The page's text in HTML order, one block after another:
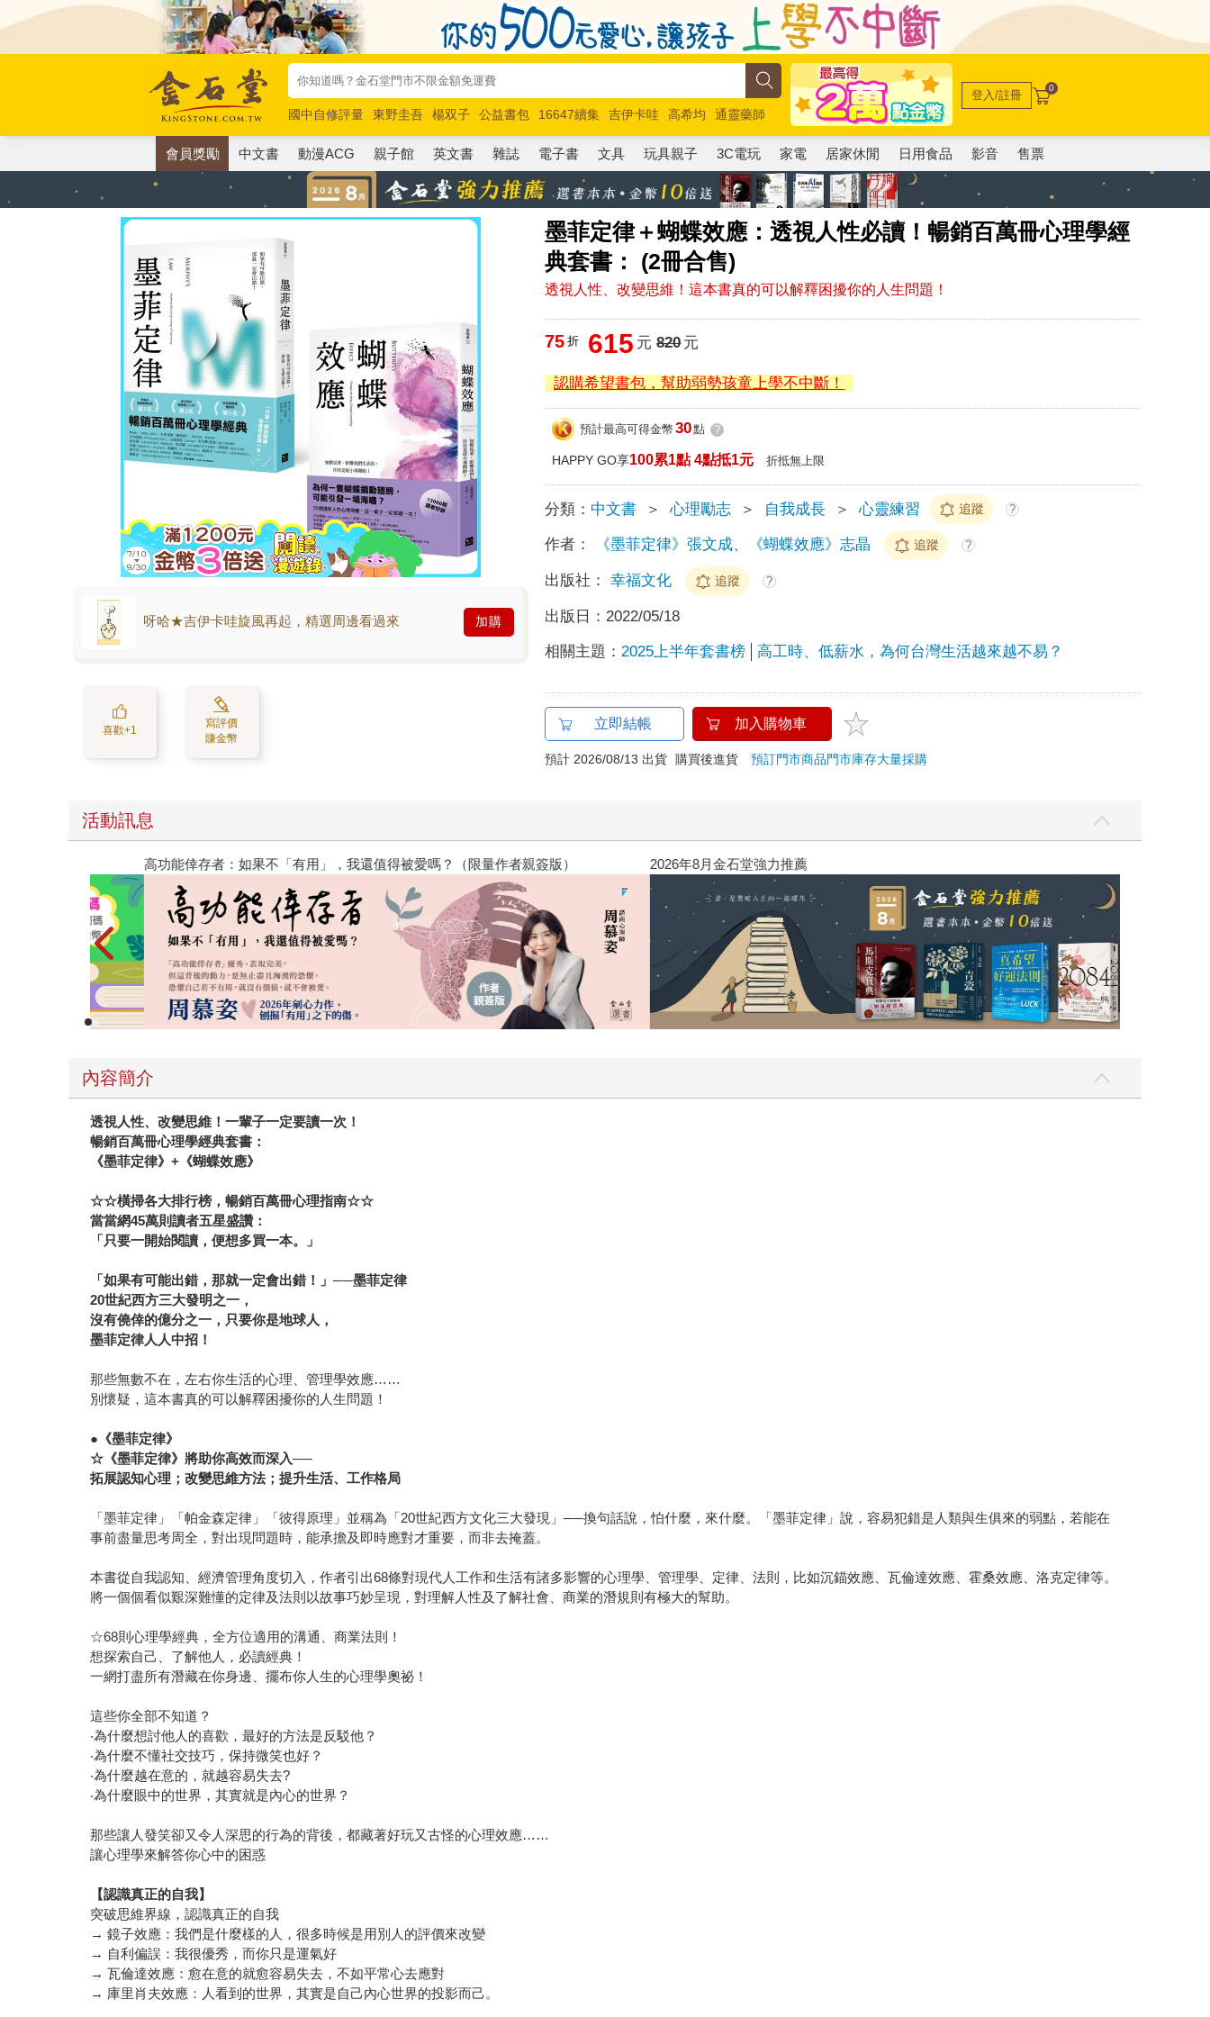
國中自修評量 東野圭吾 楊双子 公益書包 16647續集 吉伊卡哇 高希均
通靈藥師
唯紅花綻放
奧德賽 路邊攤新作 馬斯克 玩具總動員5 超慢跑
登入/註冊 0
會員獎勵 中文書 動漫ACG 親子館 英文書 雜誌 電子書 文具 玩具親子 3C電玩 家電 居家休閒 日用食品 影音 售票
墨菲定律＋蝴蝶效應：透視人性必讀！暢銷百萬冊心理學經
典套書： (2冊合售)
透視人性、改變思維！這本書真的可以解釋困擾你的人生問題！
呀哈★吉伊卡哇旋風再起，精選周邊看過來 加購
喜歡+1
寫評價
賺金幣
75 折 615 元 820元
認購希望書包，幫助弱勢孩童上學不中斷！
預計最高可得金幣 30點 ?
HAPPY GO享100累1點 4點抵1元 折抵無上限
分類： 中文書 ＞ 心理勵志 ＞ 自我成長 ＞ 心靈練習 追蹤 ?
作者： 《墨菲定律》張文成、《蝴蝶效應》志晶 追蹤 ?
出版社： 幸福文化 追蹤 ?
出版日： 2022/05/18
相關主題： 2025上半年套書榜 高工時、低薪水，為何台灣生活越來越不易？
立即結帳 加入購物車
預計 2026/08/13 出貨 購買後進貨預訂門市商品門市庫存大量採購
活動訊息
閱讀漫遊錄-2026上半年暢銷榜 高功能倖存者：如果不「有用」，我還值得被愛嗎？（限量作者親簽版）
內容簡介
透視人性、改變思維！一輩子一定要讀一次！
暢銷百萬冊心理學經典套書：
《墨菲定律》+《蝴蝶效應》
☆☆橫掃各大排行榜，暢銷百萬冊心理指南☆☆
當當網45萬則讀者五星盛讚：
「只要一開始閱讀，便想多買一本。」
「如果有可能出錯，那就一定會出錯！」──墨菲定律
20世紀西方三大發明之一，
沒有僥倖的億分之一，只要你是地球人，
墨菲定律人人中招！
那些無數不在，左右你生活的心理、管理學效應……
別懷疑，這本書真的可以解釋困擾你的人生問題！
● 《墨菲定律》
☆ 《墨菲定律》將助你高效而深入──
拓展認知心理；改變思維方法；提升生活、工作格局
「墨菲定律」「帕金森定律」「彼得原理」並稱為「20世紀西方文化三大發現」──換句話說，怕什麼，來什麼。「墨菲定律」說，容易犯錯是人類與生俱來的弱點，若能在
事前盡量思考周全，對出現問題時，能承擔及即時應對才重要，而非去掩蓋。
本書從自我認知、經濟管理角度切入，作者引出68條對現代人工作和生活有諸多影響的心理學、管理學、定律、法則，比如沉錨效應、瓦倫達效應、霍桑效應、洛克定律等。
將一個個看似艱深難懂的定律及法則以故事巧妙呈現，對理解人性及了解社會、商業的潛規則有極大的幫助。
☆68則心理學經典，全方位適用的溝通、商業法則！
想探索自己、了解他人，必讀經典！
一網打盡所有潛藏在你身邊、擺布你人生的心理學奧祕！
這些你全部不知道？
‧為什麼想討他人的喜歡，最好的方法是反駁他？
‧為什麼不懂社交技巧，保持微笑也好？
‧為什麼越在意的，就越容易失去?
‧為什麼眼中的世界，其實就是內心的世界？
那些讓人發笑卻又令人深思的行為的背後，都藏著好玩又古怪的心理效應……
讓心理學來解答你心中的困惑
【認識真正的自我】
突破思維界線，認識真正的自我
→ 鏡子效應：我們是什麼樣的人，很多時候是用別人的評價來改變
→ 自利偏誤：我很優秀，而你只是運氣好
→ 瓦倫達效應：愈在意的就愈容易失去，不如平常心去應對
→ 庫里肖夫效應：人看到的世界，其實是自己內心世界的投影而己。